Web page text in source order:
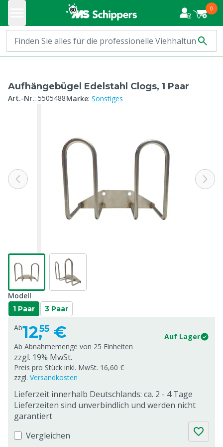
0
Aufhängebügel Edelstahl Clogs, 1 Paar
Art.-Nr.: 5505488Marke: Sonstiges
Modell
1 Paar 3 Paar
Ab12,55 €
Auf Lager
Ab Abnahmemenge von 25 Einheiten
zzgl. 19% MwSt.
Preis pro Stück inkl. MwSt. 16,60 €
zzgl. Versandkosten
Lieferzeit innerhalb Deutschlands: ca. 2 - 4 Tage
Lieferzeiten sind unverbindlich und werden nicht
garantiert
Vergleichen